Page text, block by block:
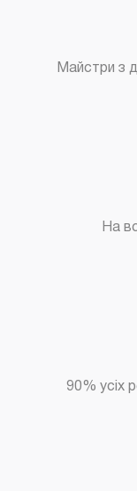
Майстри з
На
90% усіх